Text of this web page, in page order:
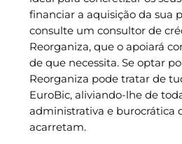
financiar a aquisição da sua
consulte um consultor de
Reorganiza, que o apoiará
de que necessita. Se optar
Reorganiza pode tratar de
EuroBic, aliviando-lhe de
administrativa e burocrática
acarretam.